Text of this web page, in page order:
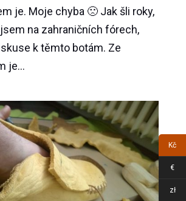
je. Moje chyba 🙁 Jak šli roky,
na zahraničních fórech,
k těmto botám. Ze
je...
Kč
€
zł